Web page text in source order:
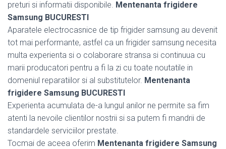
preturi si informatii disponibile. Mentenanta frigidere
Samsung BUCURESTI
Aparatele electrocasnice de tip frigider samsung au devenit
tot mai performante, astfel ca un frigider samsung necesita
multa experienta si o colaborare stransa si continuua cu
marii producatori pentru a fi la zi cu toate noutatile in
domeniul reparatiilor si al substitutelor. Mentenanta
frigidere Samsung BUCURESTI
Experienta acumulata de-a lungul anilor ne permite sa fim
atenti la nevoile clientilor nostrii si sa putem fi mandrii de
standardele serviciilor prestate.
Tocmai de aceea oferim Mentenanta frigidere Samsung